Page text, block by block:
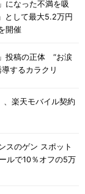
になった不満を吸
として最大5.2万円
開催
投稿の正体 “お涙
するカラクリ
、楽天モバイル契約
スのゲン スポット
ルで10％オフの5万